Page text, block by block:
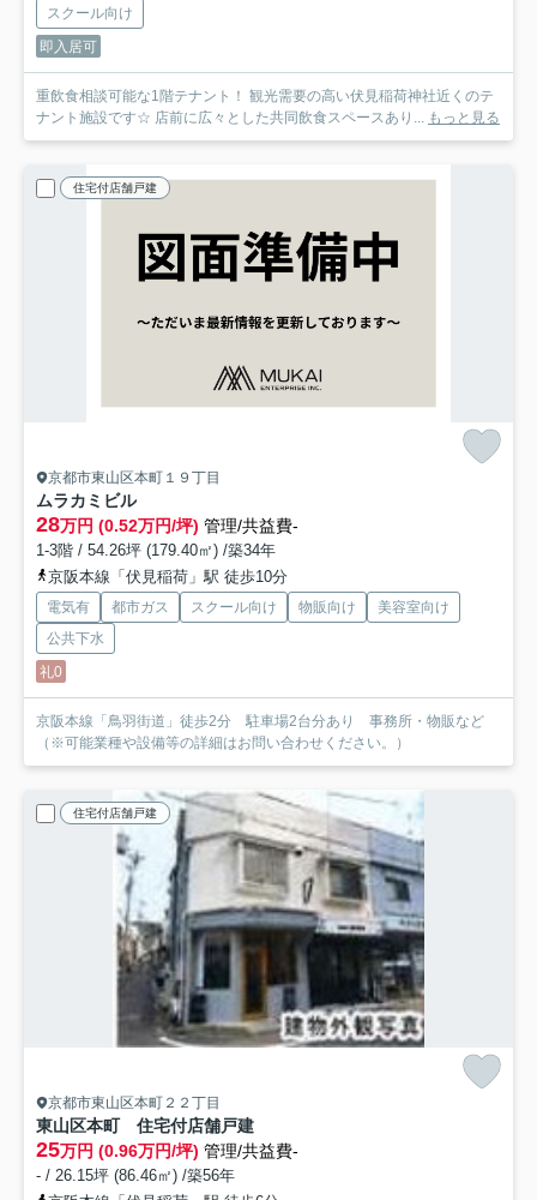
スクール向け
即入居可
重飲食相談可能な1階テナント！ 観光需要の高い伏見稲荷神社近くのテ
ナント施設です☆ 店前に広々とした共同飲食スペースあり... もっと見る
住宅付店舗戸建
京都市東山区本町１９丁目
ムラカミビル
28万円 (0.52万円/坪) 管理/共益費-
1-3階 / 54.26坪 (179.40㎡) /築34年
京阪本線「伏見稲荷」駅 徒歩10分
電気有 都市ガス スクール向け 物販向け
美容室向け
公共下水
礼0
京阪本線「鳥羽街道」徒歩2分 駐車場2台分あり 事務所・物販など
（※可能業種や設備等の詳細はお問い合わせください。）
住宅付店舗戸建
京都市東山区本町２２丁目
東山区本町 住宅付店舗戸建
25万円 (0.96万円/坪) 管理/共益費-
- / 26.15坪 (86.46㎡) /築56年